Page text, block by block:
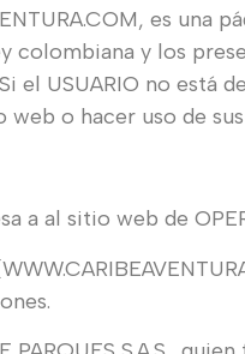
es una
y los
el USUARIO no está
o hacer uso de
a al sitio web de